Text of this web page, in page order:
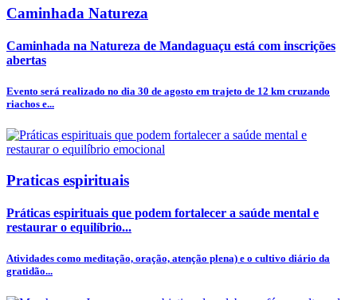
Caminhada Natureza
Caminhada na Natureza de Mandaguaçu está com inscrições
abertas
Evento será realizado no dia 30 de agosto em trajeto de 12 km cruzando
riachos e...
Praticas espirituais
Práticas espirituais que podem fortalecer a saúde mental e
restaurar o equilíbrio...
Atividades como meditação, oração, atenção plena) e o cultivo diário da
gratidão...